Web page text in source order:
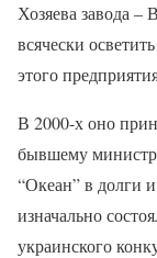
Хозяева завода
всячески
этого
В 2000-х оно
бывшему
“Океан” в долги
изначально
украинского